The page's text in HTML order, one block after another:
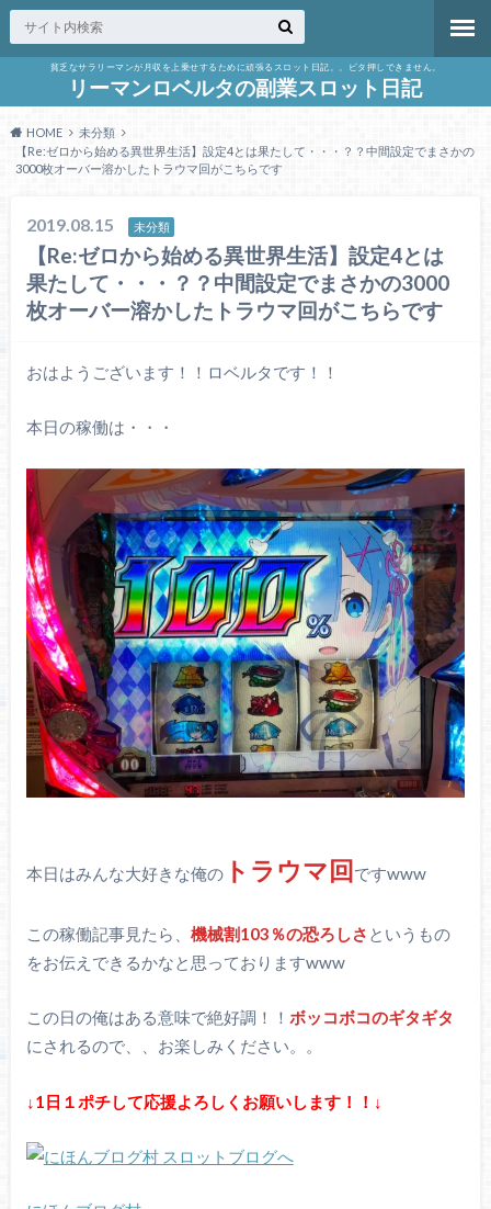
貧乏なサラリーマンが月収を上乗せするために頑張るスロット日記。。ビタ押しできません。
リーマンロベルタの副業スロット日記
HOME
未分類
【Re:ゼロから始める異世界生活】設定4とは果たして・・・？？中間設定でまさかの
3000枚オーバー溶かしたトラウマ回がこちらです
2019.08.15 未分類
【Re:ゼロから始める異世界生活】設定4とは
果たして・・・？？中間設定でまさかの3000
枚オーバー溶かしたトラウマ回がこちらです
おはようございます！！ロベルタです！！
本日の稼働は・・・
本日はみんな大好きな俺のトラウマ回ですwww
この稼働記事見たら、 機械割103％の恐ろしさ というもの
をお伝えできるかなと思っておりますwww
この日の俺はある意味で絶好調！！ ボッコボコのギタギタ
にされるので、、お楽しみください。。
↓1日１ポチして応援よろしくお願いします！！↓